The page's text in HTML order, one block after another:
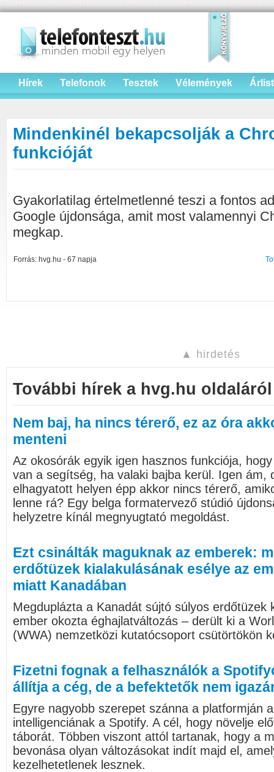
Hírek Telefonok Tesztek Vélemények
Mindenkinél bekapcsolják a
funkcióját
Gyakorlatilag értelmetlenné teszi a fontos
Google újdonsága, amit most valamennyi
megkap.
Forrás: hvg.hu - 67 napja
▲ hirdetés
További hírek a hvg.hu oldaláról
Nem baj, ha nincs térerő, ez az óra
menteni
Az okosórák egyik igen hasznos funkciója,
van a segítség, ha valaki bajba kerül. Igen ám,
elhagyatott helyen épp akkor nincs térerő,
lenne rá? Egy belga formatervező stúdió
helyzetre kínál megnyugtató megoldást.
Ezt csinálták maguknak az emberek:
erdőtüzek kialakulásának esélye az
miatt Kanadában
Megduplázta a Kanadát sújtó súlyos erdőtüzek
ember okozta éghajlatváltozás – derült ki a
(WWA) nemzetközi kutatócsoport csütörtökön
Fizetni fognak a felhasználók a
állítja a cég, de a befektetők nem
Egyre nagyobb szerepet szánna a platformján
intelligenciának a Spotify. A cél, hogy növelje
táborát. Többen viszont attól tartanak, hogy a
bevonása olyan változásokat indít majd el,
kezelhetetlenek lesznek.